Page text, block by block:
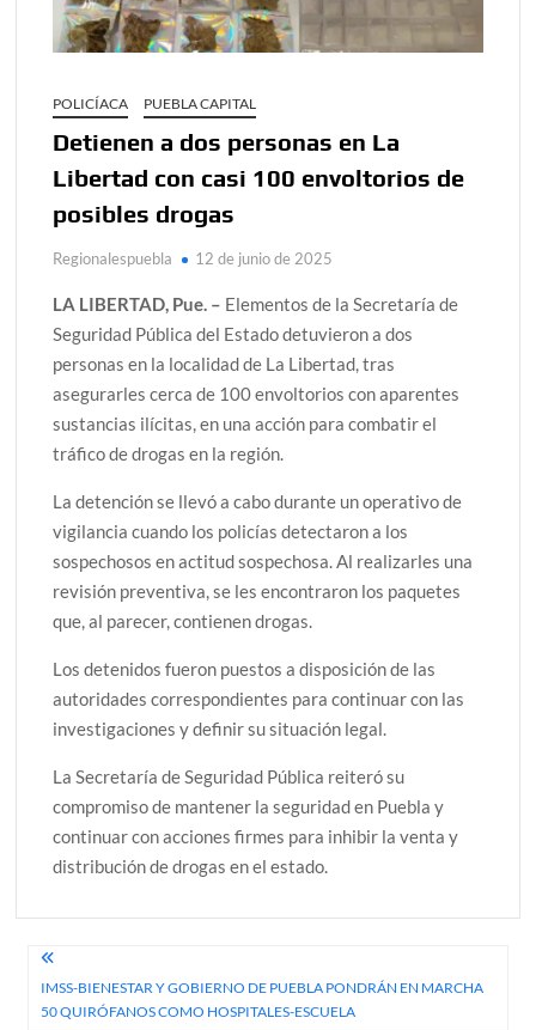
POLICÍACA PUEBLA CAPITAL
Detienen a dos personas en La
Libertad con casi 100 envoltorios de
posibles drogas
Regionalespuebla 12 de junio de 2025
LA LIBERTAD, Pue. – Elementos de la Secretaría de
Seguridad Pública del Estado detuvieron a dos
personas en la localidad de La Libertad, tras
asegurarles cerca de 100 envoltorios con aparentes
sustancias ilícitas, en una acción para combatir el
tráfico de drogas en la región.
La detención se llevó a cabo durante un operativo de
vigilancia cuando los policías detectaron a los
sospechosos en actitud sospechosa. Al realizarles una
revisión preventiva, se les encontraron los paquetes
que, al parecer, contienen drogas.
Los detenidos fueron puestos a disposición de las
autoridades correspondientes para continuar con las
investigaciones y definir su situación legal.
La Secretaría de Seguridad Pública reiteró su
compromiso de mantener la seguridad en Puebla y
continuar con acciones firmes para inhibir la venta y
distribución de drogas en el estado.
Navegación
de
IMSS-BIENESTAR Y GOBIERNO DE PUEBLA PONDRÁN EN MARCHA
50 QUIRÓFANOS COMO HOSPITALES-ESCUELA